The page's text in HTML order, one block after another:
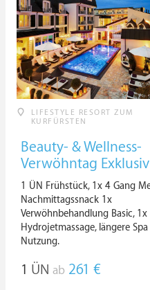
LIFESTYLE RESORT ZUM
KURFÜRSTEN
Beauty- & Wellness-
Verwöhntag Exklusiv
1 ÜN Frühstück, 1x 4 Gang
Nachmittagssnack 1x
Verwöhnbehandlung Basic, 1x
Hydrojetmassage, längere Spa
Nutzung.
1 ÜN ab 261 €